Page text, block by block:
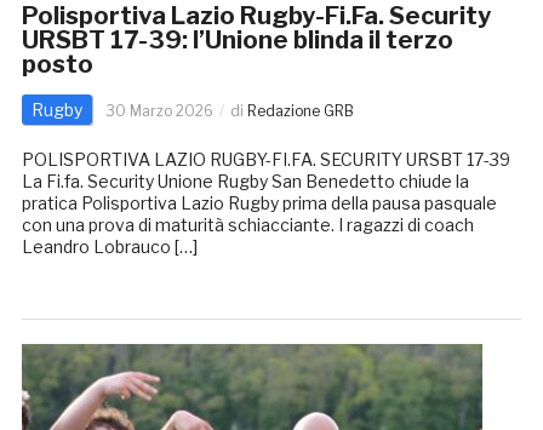
Polisportiva Lazio Rugby-Fi.Fa. Security
URSBT 17-39: l’Unione blinda il terzo
posto
Rugby 30 Marzo 2026 di Redazione GRB
POLISPORTIVA LAZIO RUGBY-FI.FA. SECURITY URSBT 17-39
La Fi.fa. Security Unione Rugby San Benedetto chiude la
pratica Polisportiva Lazio Rugby prima della pausa pasquale
con una prova di maturità schiacciante. I ragazzi di coach
Leandro Lobrauco […]